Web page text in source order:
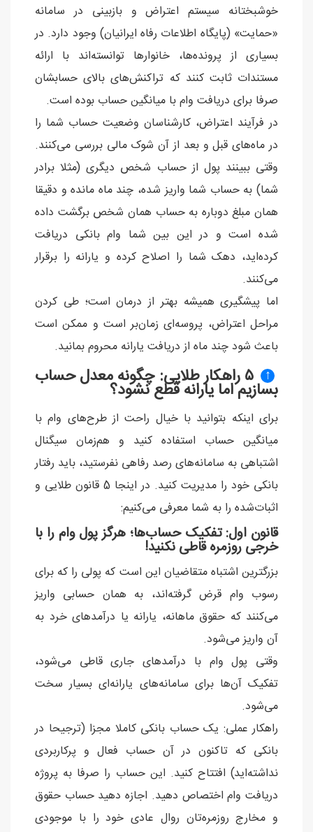
خوشبختانه سیستم اعتراض و بازبینی در سامانه
«حمایت» (پایگاه اطلاعات رفاه ایرانیان) وجود دارد. در
بسیاری از پرونده‌ها، خانوارها توانسته‌اند با ارائه
مستندات ثابت کنند که تراکنش‌های بالای حسابشان
صرفا برای دریافت وام با میانگین حساب بوده است.
در فرآیند اعتراض، کارشناسان وضعیت حساب شما را
در ماه‌های قبل و بعد از آن شوک مالی بررسی می‌کنند.
وقتی ببینند پول از حساب شخص دیگری (مثلا برادر
شما) به حساب شما واریز شده، چند ماه مانده و دقیقا
همان مبلغ دوباره به حساب همان شخص برگشت داده
شده است و در این بین شما وام بانکی دریافت
کرده‌اید، دهک شما را اصلاح کرده و یارانه را برقرار
می‌کنند.
اما پیشگیری همیشه بهتر از درمان است؛ طی کردن
مراحل اعتراض، پروسه‌ای زمان‌بر است و ممکن است
باعث شود چند ماه از دریافت یارانه محروم بمانید.
↑ ۵ راهکار طلایی: چگونه معدل حساب
بسازیم اما یارانه قطع نشود؟
برای اینکه بتوانید با خیال راحت از طرح‌های وام با
میانگین حساب استفاده کنید و هم‌زمان سیگنال
اشتباهی به سامانه‌های رصد رفاهی نفرستید، باید رفتار
بانکی خود را مدیریت کنید. در اینجا 5 قانون طلایی و
اثبات‌شده را به شما معرفی می‌کنیم:
قانون اول: تفکیک حساب‌ها؛ هرگز پول وام را با
خرجی روزمره قاطی نکنید!
بزرگترین اشتباه متقاضیان این است که پولی را که برای
رسوب وام قرض گرفته‌اند، به همان حسابی واریز
می‌کنند که حقوق ماهانه، یارانه یا درآمدهای خرد به
آن واریز می‌شود.
وقتی پول وام با درآمدهای جاری قاطی می‌شود،
تفکیک آن‌ها برای سامانه‌های یارانه‌ای بسیار سخت
می‌شود.
راهکار عملی: یک حساب بانکی کاملا مجزا (ترجیحا در
بانکی که تاکنون در آن حساب فعال و پرکاربردی
نداشته‌اید) افتتاح کنید. این حساب را صرفا به پروژه
دریافت وام اختصاص دهید. اجازه دهید حساب حقوق
و مخارج روزمره‌تان روال عادی خود را با موجودی